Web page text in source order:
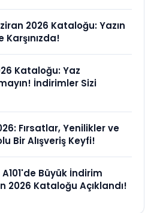
2026 Kataloğu: Yazın
Karşınızda!
Kataloğu: Yaz
İndirimler Sizi
Fırsatlar, Yenilikler ve
Bir Alışveriş Keyfi!
Büyük İndirim
2026 Kataloğu Açıklandı!